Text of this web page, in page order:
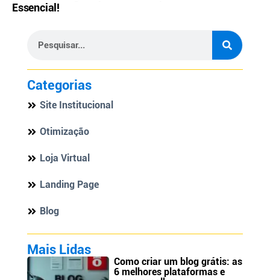
Essencial!
Categorias
Site Institucional
Otimização
Loja Virtual
Landing Page
Blog
Mais Lidas
Como criar um blog grátis: as
6 melhores plataformas e